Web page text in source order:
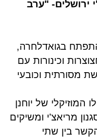
ירושלים- "ערב
בגואדלחרה,
וכינורות עם
מסורתית וכובעי
המוזיקלי של יוחנן
מריאצ'י ומשיקים
בין שתי